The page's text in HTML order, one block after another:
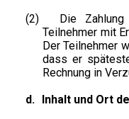
(2)
Die
Teilnehmer mit
Der Teilnehmer
dass er
Rechnung in
d. Inhalt und Ort